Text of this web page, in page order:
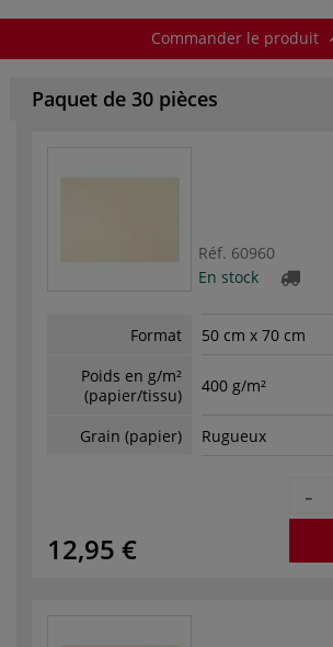
Commander le produit
Paquet de 30 pièces
Réf. 60960
En stock
Format
50 cm x 70 cm
Poids en g/m²
(papier/tissu)
400 g/m²
Grain (papier) Rugueux
12,95 €
-